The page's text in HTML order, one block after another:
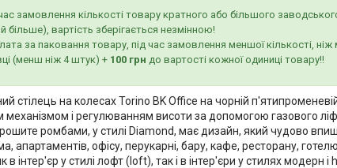
замовлення кількості товару кратного або більшого
більше), вартість зберігається незмінною!
за паковання товару, під час замовлення меншої кількості, ніж
(менш ніж 4 штук) + 100 грн до вартості кожної одиниці товару!!
стілець на колесах Torino BK Office на чорній
механізмом і регулюванням висоти за допомогою газового
ромбами, у стилі Diamond, має дизайн, який чудово
апартаментів, офісу, перукарні, бару, кафе, ресторану,
в інтер'єр у стилі лофт (loft), так і в інтер'єри у стилях модерн і